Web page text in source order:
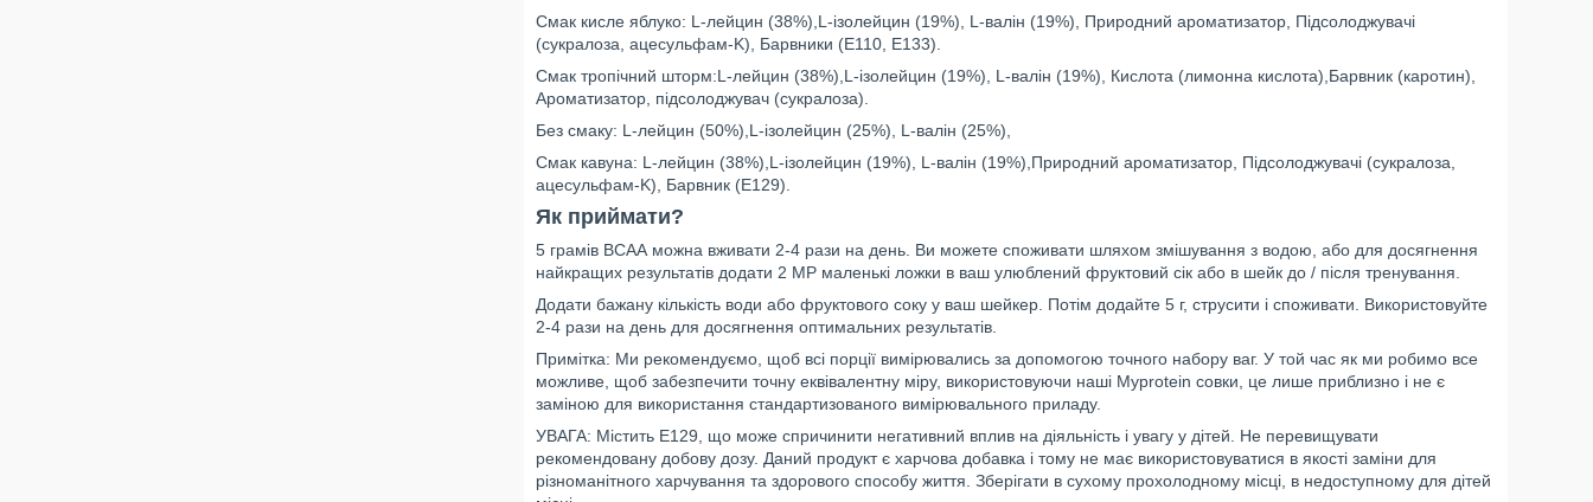
Смак кисле яблуко: L-лейцин (38%),L-ізолейцин (19%), L-валін (19%), Природний ароматизатор, Підсолоджувачі
(сукралоза, ацесульфам-K), Барвники (E110, E133).
Смак тропічний шторм:L-лейцин (38%),L-ізолейцин (19%), L-валін (19%), Кислота (лимонна кислота),Барвник (каротин),
Ароматизатор, підсолоджувач (сукралоза).
Без смаку: L-лейцин (50%),L-ізолейцин (25%), L-валін (25%),
Смак кавуна: L-лейцин (38%),L-ізолейцин (19%), L-валін (19%),Природний ароматизатор, Підсолоджувачі (сукралоза,
ацесульфам-K), Барвник (E129).
Як приймати?
5 грамів ВСАА можна вживати 2-4 рази на день. Ви можете споживати шляхом змішування з водою, або для досягнення
найкращих результатів додати 2 MP маленькі ложки в ваш улюблений фруктовий сік або в шейк до / після тренування.
Додати бажану кількість води або фруктового соку у ваш шейкер. Потім додайте 5 г, струсити і споживати. Використовуйте
2-4 рази на день для досягнення оптимальних результатів.
Примітка: Ми рекомендуємо, щоб всі порції вимірювались за допомогою точного набору ваг. У той час як ми робимо все
можливе, щоб забезпечити точну еквівалентну міру, використовуючи наші Myprotein совки, це лише приблизно і не є
заміною для використання стандартизованого вимірювального приладу.
УВАГА: Містить E129, що може спричинити негативний вплив на діяльність і увагу у дітей. Не перевищувати
рекомендовану добову дозу. Даний продукт є харчова добавка і тому не має використовуватися в якості заміни для
різноманітного харчування та здорового способу життя. Зберігати в сухому прохолодному місці, в недоступному для дітей